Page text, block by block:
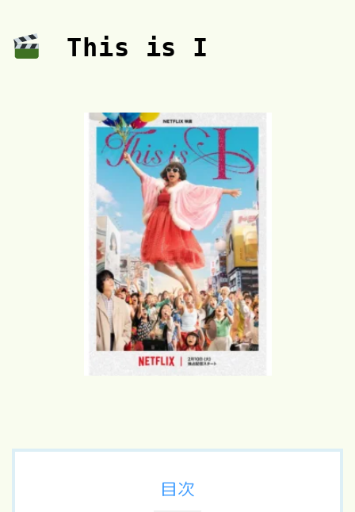
This is I
目次